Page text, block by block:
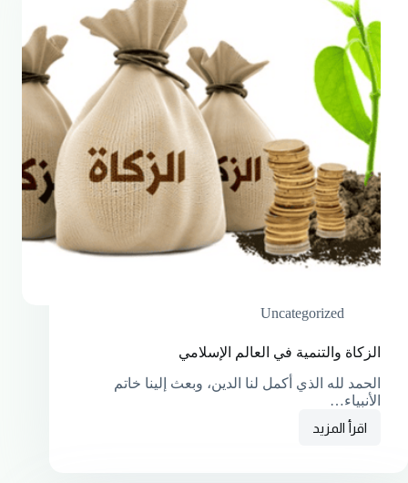
Uncategorized
الزكاة والتنمية في العالم الإسلامي
الحمد لله الذي أكمل لنا الدين، وبعث إلينا خاتم
الأنبياء…
اقرأ المزيد